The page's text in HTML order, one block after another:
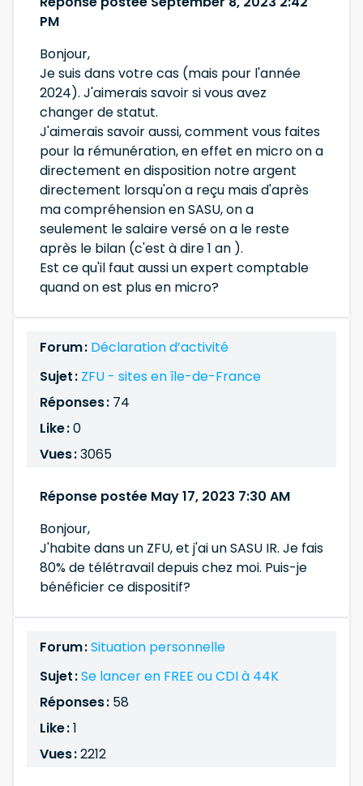
PM
Bonjour,
Je suis dans votre cas (mais pour l'année
2024). J'aimerais savoir si vous avez
changer de statut.
J'aimerais savoir aussi, comment vous faites
pour la rémunération, en effet en micro on a
directement en disposition notre argent
directement lorsqu'on a reçu mais d'après
ma compréhension en SASU, on a
seulement le salaire versé on a le reste
après le bilan (c'est à dire 1 an ).
Est ce qu'il faut aussi un expert comptable
quand on est plus en micro?
Forum : Déclaration d’activité
Sujet : ZFU - sites en île-de-France
Réponses : 74
Like :0
Vues :3065
Réponse postée May 17, 2023 7:30 AM
Bonjour,
J'habite dans un ZFU, et j'ai un SASU IR. Je fais
80% de télétravail depuis chez moi. Puis-je
bénéficier ce dispositif?
Forum :Situation personnelle
Sujet :Se lancer en FREE ou CDI à 44K
Réponses : 58
Like :1
Vues :2212